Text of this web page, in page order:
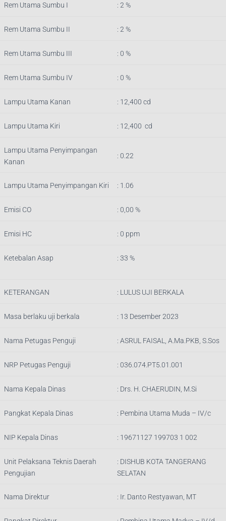
Rem Utama Sumbu I : 2 %
Rem Utama Sumbu II : 2 %
Rem Utama Sumbu III : 0 %
Rem Utama Sumbu IV : 0 %
Lampu Utama Kanan : 12,400 cd
Lampu Utama Kiri : 12,400 cd
Lampu Utama Penyimpangan
Kanan
: 0.22
Lampu Utama Penyimpangan Kiri : 1.06
Emisi CO : 0,00 %
Emisi HC : 0 ppm
Ketebalan Asap : 33 %
KETERANGAN : LULUS UJI BERKALA
Masa berlaku uji berkala : 13 Desember 2023
Nama Petugas Penguji : ASRUL FAISAL, A.Ma.PKB, S.Sos
NRP Petugas Penguji : 036.074.PT5.01.001
Nama Kepala Dinas : Drs. H. CHAERUDIN, M.Si
Pangkat Kepala Dinas : Pembina Utama Muda – IV/c
NIP Kepala Dinas : 19671127 199703 1 002
Unit Pelaksana Teknis Daerah
Pengujian
: DISHUB KOTA TANGERANG
SELATAN
Nama Direktur : Ir. Danto Restyawan, MT